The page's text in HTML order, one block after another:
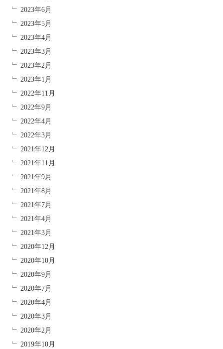
2023年6月
2023年5月
2023年4月
2023年3月
2023年2月
2023年1月
2022年11月
2022年9月
2022年4月
2022年3月
2021年12月
2021年11月
2021年9月
2021年8月
2021年7月
2021年4月
2021年3月
2020年12月
2020年10月
2020年9月
2020年7月
2020年4月
2020年3月
2020年2月
2019年10月